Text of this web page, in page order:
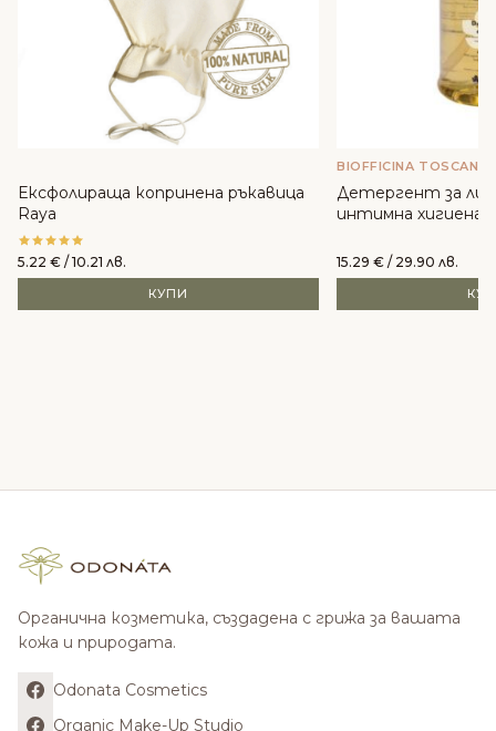
Ексфолираща копринена ръкавица
Raya
5.22 € / 10.21 лв.
КУПИ
BIOFFICINA TOSCANA
Детергент за
интимна хигиена -
15.29 € / 29.90 лв.
Органична козметика, създадена с грижа за вашата
кожа и природата.
Odonata Cosmetics
Organic Make-Up Studio